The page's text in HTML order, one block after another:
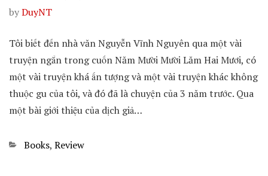
byDuyNT
Tôi biết đến nhà văn Nguyễn Vĩnh Nguyên qua một vài
truyện ngắn trong cuốn Năm Mười Mười Lăm Hai Mươi, có
một vài truyện khá ấn tượng và một vài truyện khác không
thuộc gu của tôi, và đó đã là chuyện của 3 năm trước. Qua
một bài giới thiệu của dịch giả…
Categories
Books, Review